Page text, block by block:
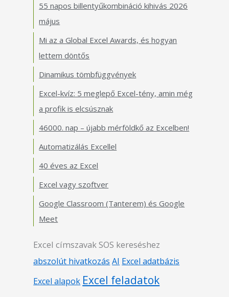
55 napos billentyűkombináció kihivás 2026
május
Mi az a Global Excel Awards, és hogyan
lettem döntős
Dinamikus tömbfüggvények
Excel-kvíz: 5 meglepő Excel-tény, amin még
a profik is elcsúsznak
46000. nap – újabb mérföldkő az Excelben!
Automatizálás Excellel
40 éves az Excel
Excel vagy szoftver
Google Classroom (Tanterem) és Google
Meet
Excel címszavak SOS kereséshez
abszolút hivatkozás AI Excel adatbázis
Excel alapok Excel feladatok